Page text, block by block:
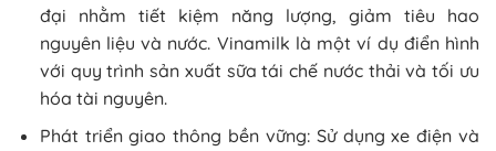
đại nhằm tiết kiệm năng lượng, giảm tiêu hao
nguyên liệu và nước. Vinamilk là một ví dụ điển hình
với quy trình sản xuất sữa tái chế nước thải và tối ưu
hóa tài nguyên.
Phát triển giao thông bền vững: Sử dụng xe điện và